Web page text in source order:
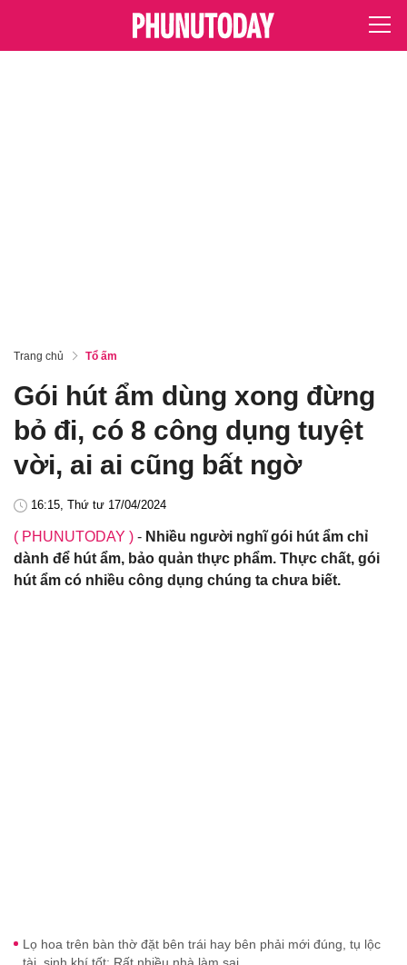
Trang chủ Tổ ấm
Gói hút ẩm dùng xong đừng
bỏ đi, có 8 công dụng tuyệt
vời, ai ai cũng bất ngờ
16:15, Thứ tư 17/04/2024
( PHUNUTODAY ) - Nhiều người nghĩ gói hút ẩm chỉ
dành để hút ẩm, bảo quản thực phẩm. Thực chất, gói
hút ẩm có nhiều công dụng chúng ta chưa biết.
Lọ hoa trên bàn thờ đặt bên trái hay bên phải mới đúng, tụ lộc